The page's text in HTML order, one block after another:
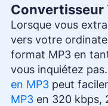
Convertisseur
Lorsque vous
vers votre
format MP3 en
vous inquiétez
en MP3 peut
MP3 en 320 kbps,